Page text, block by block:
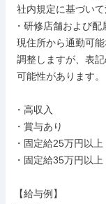
・研修店舗および配
・高収入
・賞与あり
・固定給25万円以上
・固定給35万円以上
【給与例】